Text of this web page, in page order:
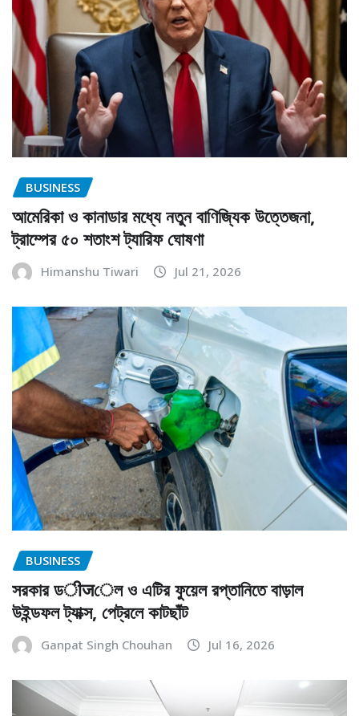
BUSINESS
আমেরিকা ও কানাডার মধ্যে নতুন বাণিজ্যিক উত্তেজনা,
ট্রাম্পের ৫০ শতাংশ ট্যারিফ ঘোষণা
Himanshu Tiwari Jul 21, 2026
BUSINESS
সরকার ডीजেল ও এটির ফুয়েল রপ্তানিতে বাড়াল
উইন্ডফল ট্যাক্স, পেট্রলে কাটছাঁট
Ganpat Singh Chouhan Jul 16, 2026